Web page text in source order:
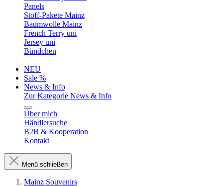
Panels
Stoff-Pakete Mainz
Baumwolle Mainz
French Terry uni
Jersey uni
Bündchen
NEU
Sale %
News & Info
Zur Kategorie News & Info
Über mich
Händlersuche
B2B & Kooperation
Kontakt
Menü schließen
Mainz Souvenirs